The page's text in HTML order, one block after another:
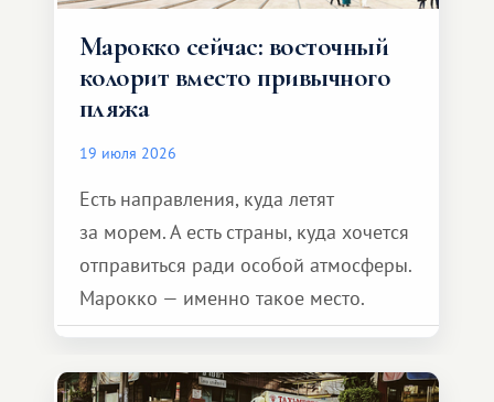
Марокко сейчас: восточный
колорит вместо привычного
пляжа
19 июля 2026
Есть направления, куда летят
за морем. А есть страны, куда хочется
отправиться ради особой атмосферы.
Марокко — именно такое место.